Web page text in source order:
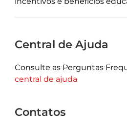
Central de Ajuda
Consulte as Perguntas
central de ajuda
Contatos